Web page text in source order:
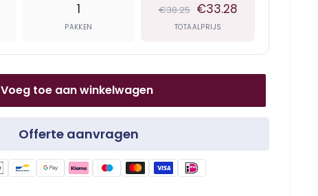
1
PAKKEN
€38.25 €33.28
TOTAALPRIJS
Voeg toe aan winkelwagen
Offerte aanvragen